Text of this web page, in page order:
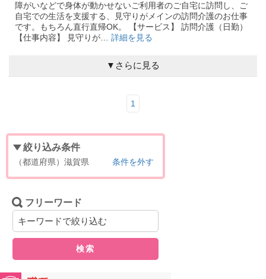
障がいなどで身体が動かせないご利用者のご自宅に訪問し、ご
自宅での生活を支援する、見守りがメインの訪問介護のお仕事
です。もちろん直行直帰OK。 【サービス】 訪問介護（日勤）
【仕事内容】 見守りが… 詳細を見る
▼さらに見る
1
絞り込み条件
（都道府県）滋賀県 条件を外す
フリーワード
検索